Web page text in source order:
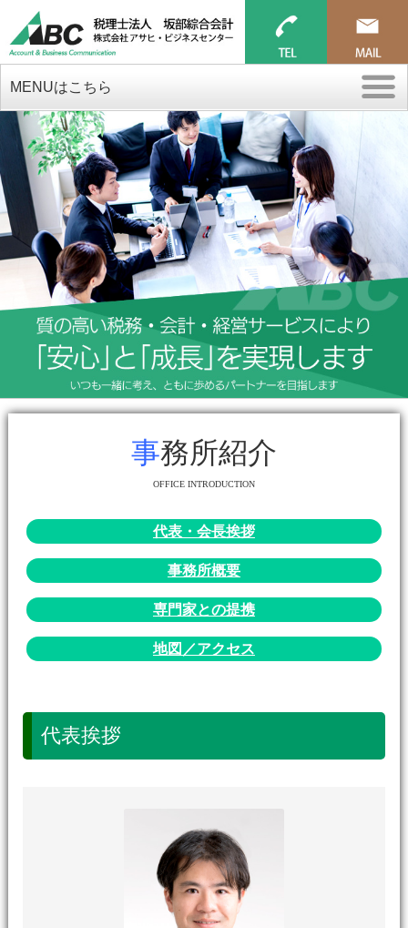
MENUはこちら
事務所紹介
OFFICE INTRODUCTION
代表・会長挨拶
事務所概要
専門家との提携
地図／アクセス
代表挨拶